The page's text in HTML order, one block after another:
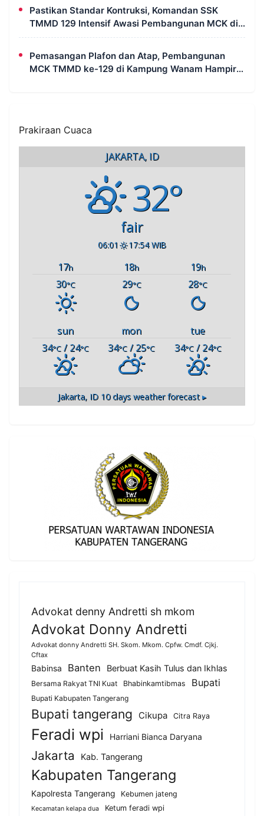
Pastikan Standar Kontruksi, Komandan SSK
TMMD 129 Intensif Awasi Pembangunan MCK di
Wanam
Pemasangan Plafon dan Atap, Pembangunan
MCK TMMD ke-129 di Kampung Wanam Hampir
Prakiraan Cuaca
JAKARTA, ID
32°
fair
06:01 17:54 WIB
17h 18h 19h
30°C 29°C 28°C
sun mon
tue
34°C / 24°C 34°C / 25°C 34°C/ 24°C
Jakarta, ID 10 days weather forecast ▸
Advokat denny Andretti sh mkom
Advokat Donny Andretti
Advokat donny Andretti SH. Skom. Mkom. Cpfw. Cmdf. Cjkj.
Cftax
Babinsa Banten Berbuat Kasih Tulus dan Ikhlas
Bersama Rakyat TNI Kuat Bhabinkamtibmas Bupati
Bupati Kabupaten Tangerang
Bupati tangerang Cikupa Citra Raya
Feradi wpi Harriani Bianca Daryana
Jakarta Kab. Tangerang
Kabupaten Tangerang
Kapolresta Tangerang Kebumen jateng
Kecamatan kelapa dua Ketum feradi wpi